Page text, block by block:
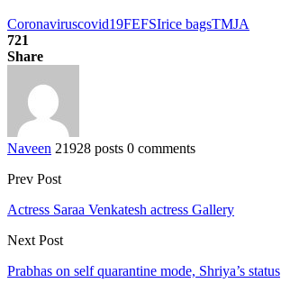
Coronaviruscovid19FEFSIrice bagsTMJA
721
Share
Naveen 21928 posts 0 comments
Prev Post
Actress Saraa Venkatesh actress Gallery
Next Post
Prabhas on self quarantine mode, Shriya’s status